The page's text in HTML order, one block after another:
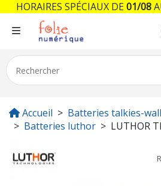
Accueil
Batteries talkies-
Batteries luthor
LUTHOR
HORAIRES SPÉCIAUX DE01/08